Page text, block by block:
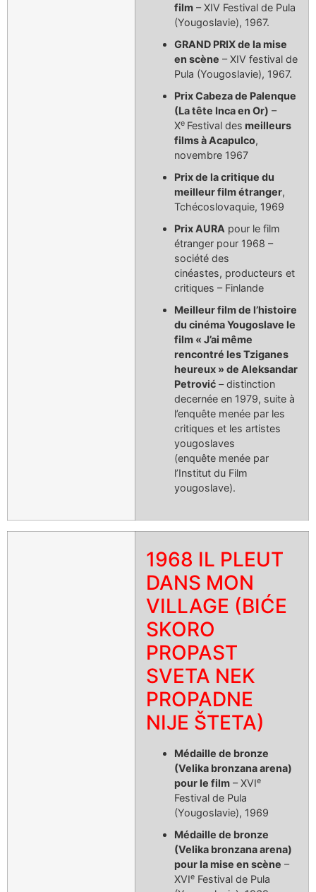
film – XIV Festival de Pula
(Yougoslavie), 1967.
GRAND PRIX de la mise
en scène – XIV festival de
Pula (Yougoslavie), 1967.
Prix Cabeza de Palenque
(La tête Inca en Or) –
Xe Festival des meilleurs
films à Acapulco,
novembre 1967
Prix de la critique du
meilleur film étranger,
Tchécoslovaquie, 1969
Prix AURA pour le film
étranger pour 1968 –
société des
cinéastes, producteurs et
critiques – Finlande
Meilleur film de l’histoire
du cinéma Yougoslave le
film « J’ai même
rencontré les Tziganes
heureux » de Aleksandar
Petrović – distinction
decernée en 1979, suite à
l’enquête menée par les
critiques et les artistes
yougoslaves
(enquête menée par
l’Institut du Film
yougoslave).
1968 IL PLEUT
DANS MON
VILLAGE (BIĆE
SKORO
PROPAST
SVETA NEK
PROPADNE
NIJE ŠTETA)
Médaille de bronze
(Velika bronzana arena)
pour le film – XVIe
Festival de Pula
(Yougoslavie), 1969
Médaille de bronze
(Velika bronzana arena)
pour la mise en scène –
XVIe Festival de Pula